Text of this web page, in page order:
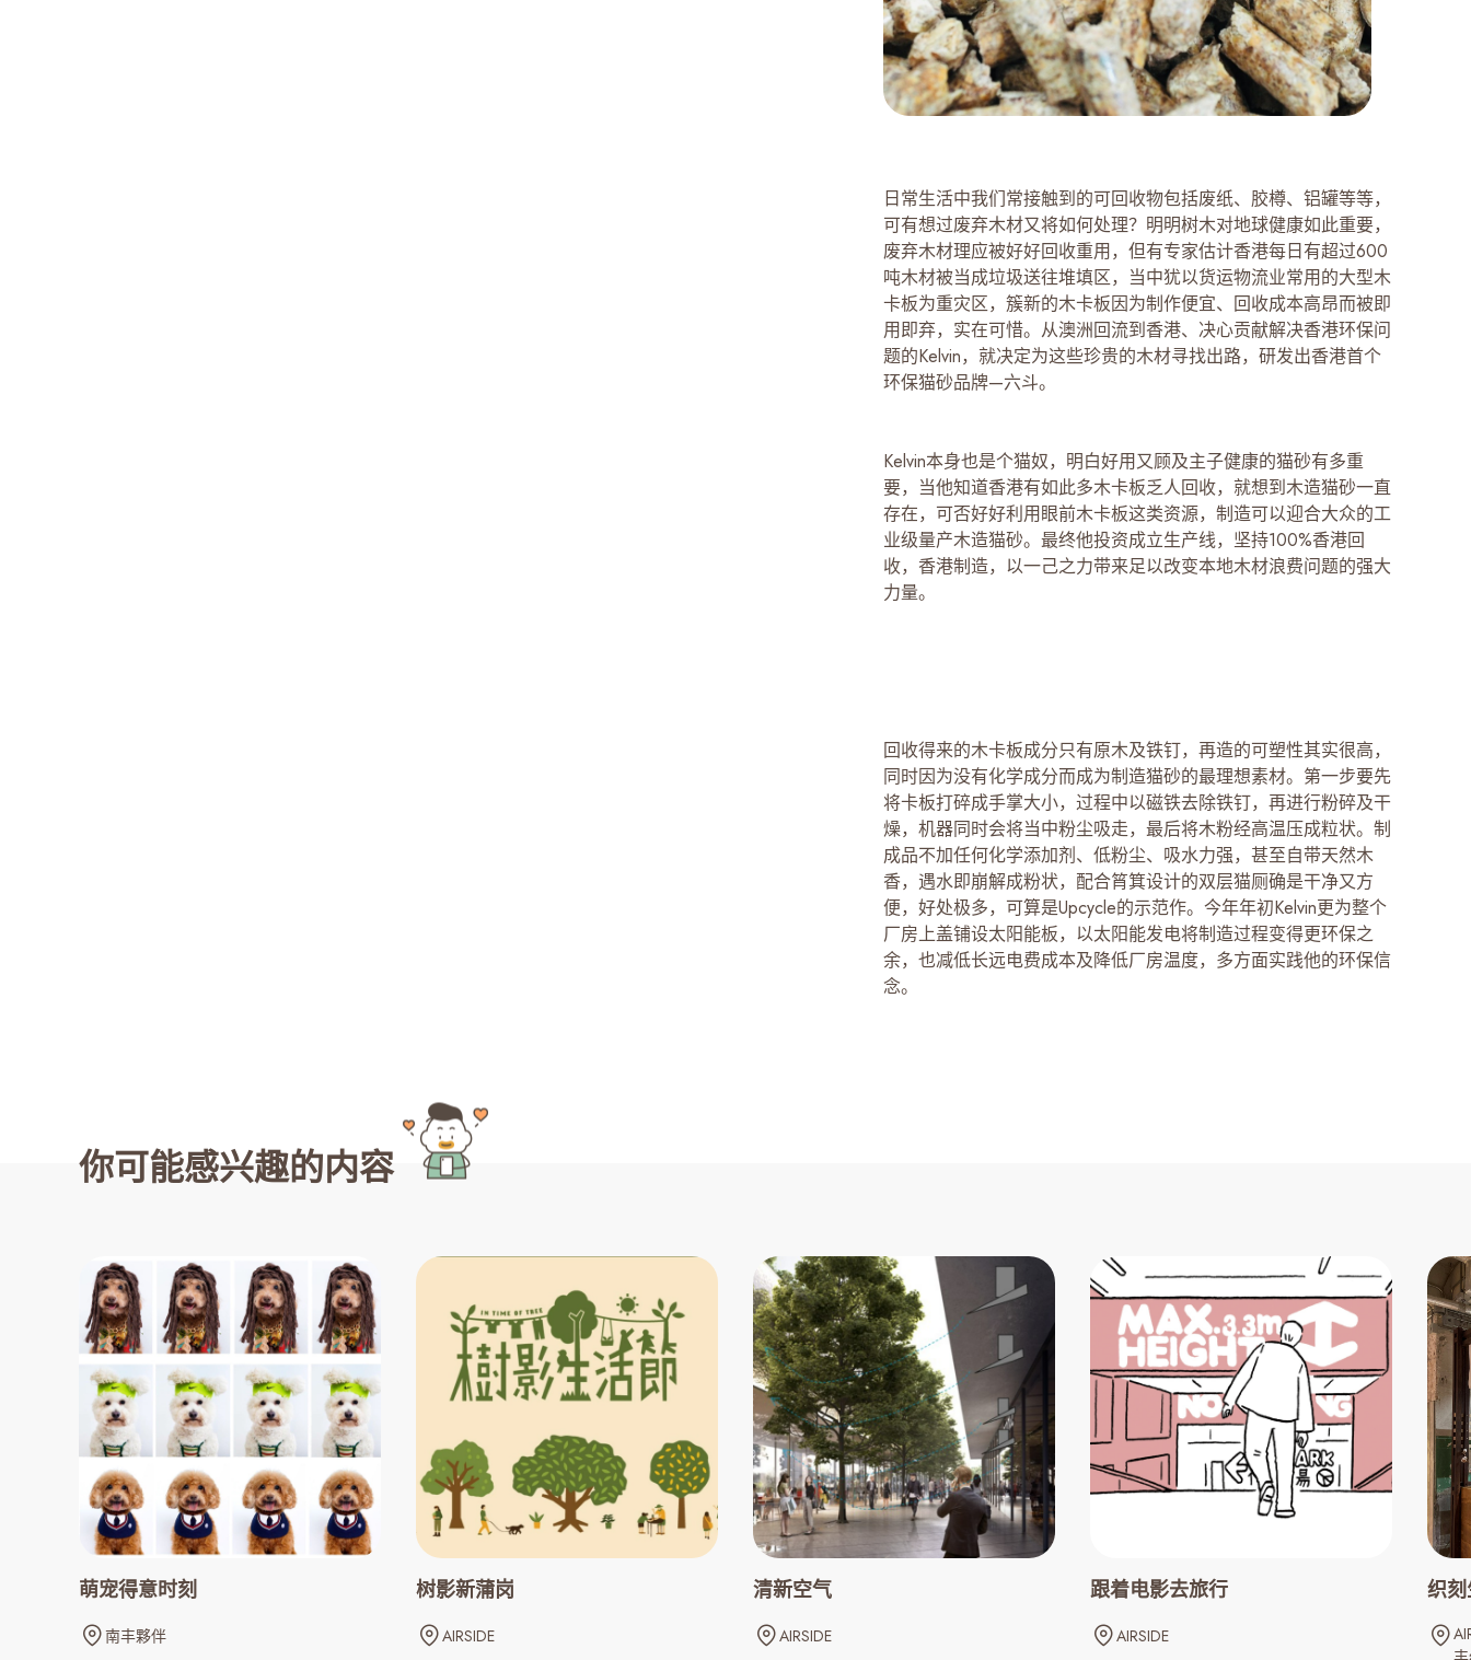
日常生活中我们常接触到的可回收物包括废纸、胶樽、铝罐等等，
可有想过废弃木材又将如何处理？明明树木对地球健康如此重要，
废弃木材理应被好好回收重用，但有专家估计香港每日有超过600
吨木材被当成垃圾送往堆填区，当中犹以货运物流业常用的大型木
卡板为重灾区，簇新的木卡板因为制作便宜、回收成本高昂而被即
用即弃，实在可惜。从澳洲回流到香港、决心贡献解决香港环保问
题的Kelvin，就决定为这些珍贵的木材寻找出路，研发出香港首个
环保猫砂品牌—六斗。
Kelvin本身也是个猫奴，明白好用又顾及主子健康的猫砂有多重
要，当他知道香港有如此多木卡板乏人回收，就想到木造猫砂一直
存在，可否好好利用眼前木卡板这类资源，制造可以迎合大众的工
业级量产木造猫砂。最终他投资成立生产线，坚持100%香港回
收，香港制造，以一己之力带来足以改变本地木材浪费问题的强大
力量。
回收得来的木卡板成分只有原木及铁钉，再造的可塑性其实很高，
同时因为没有化学成分而成为制造猫砂的最理想素材。第一步要先
将卡板打碎成手掌大小，过程中以磁铁去除铁钉，再进行粉碎及干
燥，机器同时会将当中粉尘吸走，最后将木粉经高温压成粒状。制
成品不加任何化学添加剂、低粉尘、吸水力强，甚至自带天然木
香，遇水即崩解成粉状，配合筲箕设计的双层猫厕确是干净又方
便，好处极多，可算是Upcycle的示范作。今年年初Kelvin更为整个
厂房上盖铺设太阳能板，以太阳能发电将制造过程变得更环保之
余，也减低长远电费成本及降低厂房温度，多方面实践他的环保信
念。
你可能感兴趣的内容
萌宠得意时刻
南丰夥伴
树影新蒲岗
AIRSIDE
清新空气
AIRSIDE
跟着电影去旅行
AIRSIDE
织